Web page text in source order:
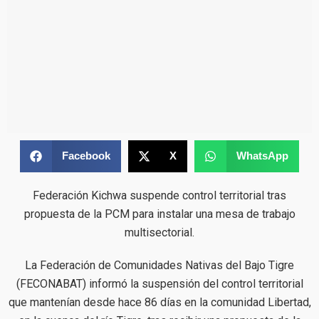
Facebook X WhatsApp
Federación Kichwa suspende control territorial tras
propuesta de la PCM para instalar una mesa de trabajo
multisectorial.
La Federación de Comunidades Nativas del Bajo Tigre
(FECONABAT) informó la suspensión del control territorial
que mantenían desde hace 86 días en la comunidad Libertad,